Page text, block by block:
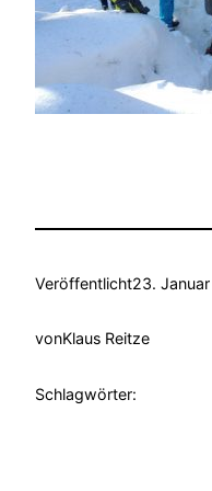
Veröffentlicht23.
vonKlaus Reitze
Schlagwörter: